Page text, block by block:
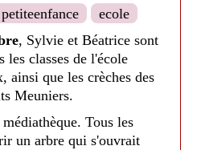
petiteenfance
ecole
, Sylvie et Béatrice sont
les classes de l'école
ainsi que les crèches des
Meuniers.
Tous les
un arbre qui s'ouvrait